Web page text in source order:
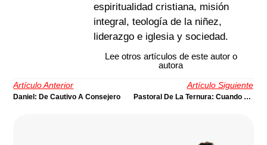
espiritualidad cristiana, misión
integral, teología de la niñez,
liderazgo e iglesia y sociedad.
Lee otros artículos de este autor o
autora
Artículo Anterior
Daniel: De Cautivo A Consejero
Artículo Siguiente
Pastoral De La Ternura: Cuando La Iglesia Está Llamada A Sanar